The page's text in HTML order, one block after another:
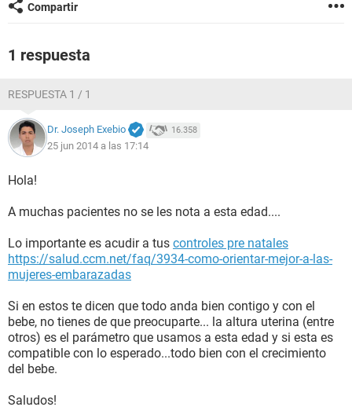
GLOSARIO
Compartir
1 respuesta
RESPUESTA 1 / 1
Dr. Joseph Exebio 16.358
25 jun 2014 a las 17:14
Hola!
A muchas pacientes no se les nota a esta edad....
Lo importante es acudir a tus controles pre natales
https://salud.ccm.net/faq/3934-como-orientar-mejor-a-las-
mujeres-embarazadas
Si en estos te dicen que todo anda bien contigo y con el
bebe, no tienes de que preocuparte... la altura uterina (entre
otros) es el parámetro que usamos a esta edad y si esta es
compatible con lo esperado...todo bien con el crecimiento
del bebe.
Saludos!